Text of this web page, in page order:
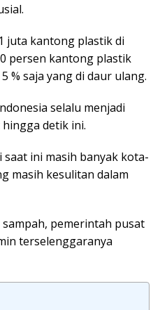
juta kantong plastik di
persen kantong plastik
% saja yang di daur ulang.
selalu menjadi
detik ini.
ini masih banyak kota-
masih kesulitan dalam
pemerintah pusat
terselenggaranya